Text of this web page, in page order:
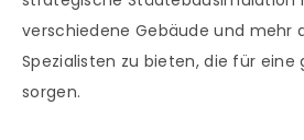
verschiedene Gebäude und mehr
Spezialisten zu bieten, die für eine
sorgen.